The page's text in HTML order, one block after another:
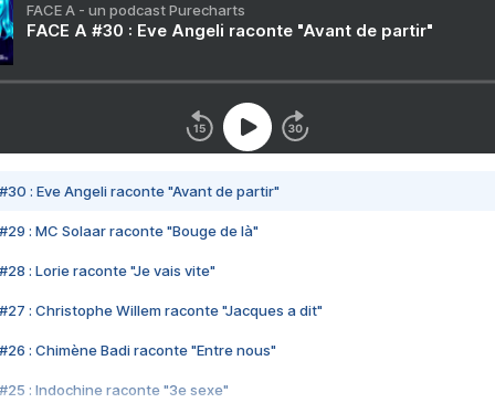
FACE A - un podcast Purecharts
FACE A #30 : Eve Angeli raconte "Avant de partir"
#30 : Eve Angeli raconte "Avant de partir"
#29 : MC Solaar raconte "Bouge de là"
#28 : Lorie raconte "Je vais vite"
#27 : Christophe Willem raconte "Jacques a dit"
#26 : Chimène Badi raconte "Entre nous"
#25 : Indochine raconte "3e sexe"